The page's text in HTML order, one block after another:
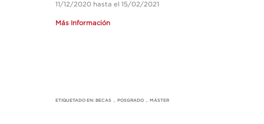
11/12/2020 hasta el 15/02/2021
Más Información
ETIQUETADO EN: BECAS, POSGRADO, MÁSTER